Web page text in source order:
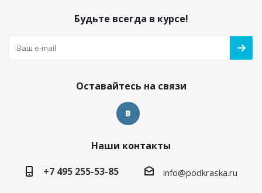
Будьте всегда в курсе!
Оставайтесь на связи
Наши контакты
+7 495 255-53-85
info@podkraska.ru